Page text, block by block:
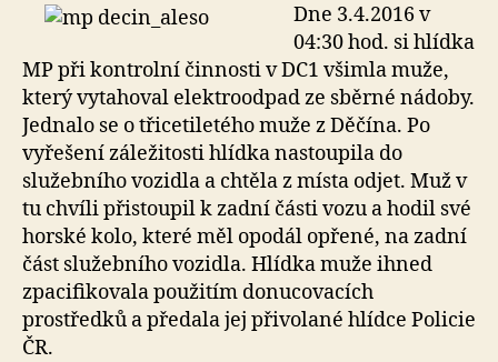
Dne 3.4.2016 v
04:30 hod. si hlídka
MP při kontrolní činnosti v DC1 všimla muže,
který vytahoval elektroodpad ze sběrné nádoby.
Jednalo se o třicetiletého muže z Děčína. Po
vyřešení záležitosti hlídka nastoupila do
služebního vozidla a chtěla z místa odjet. Muž v
tu chvíli přistoupil k zadní části vozu a hodil své
horské kolo, které měl opodál opřené, na zadní
část služebního vozidla. Hlídka muže ihned
zpacifikovala použitím donucovacích
prostředků a předala jej přivolané hlídce Policie
ČR.